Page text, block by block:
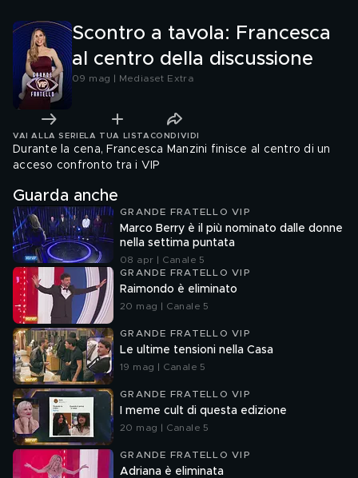
Scontro a tavola: Francesca
al centro della discussione
09 mag | Mediaset Extra
VAI ALLA SERIE LA TUA LISTA CONDIVIDI
Durante la cena, Francesca Manzini finisce al centro di un
acceso confronto tra i VIP
Guarda anche
GRANDE FRATELLO VIP
Marco Berry è il più nominato dalle donne
nella settima puntata
08 apr | Canale 5
GRANDE FRATELLO VIP
Raimondo è eliminato
20 mag | Canale 5
GRANDE FRATELLO VIP
Le ultime tensioni nella Casa
19 mag | Canale 5
GRANDE FRATELLO VIP
I meme cult di questa edizione
20 mag | Canale 5
GRANDE FRATELLO VIP
Adriana è eliminata